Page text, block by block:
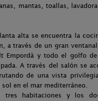
mantas, toallas,
alta se encuentra la
a través de un gran
Empordà y todo el golfo de
A través del salón se
de una vista
en el mar mediterráneo.
tres habitaciones y los